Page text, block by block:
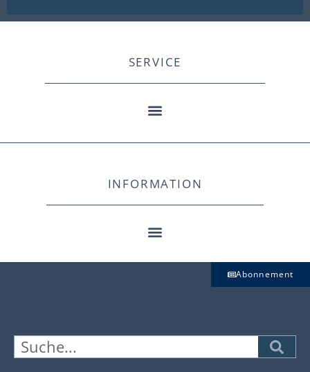
SERVICE
INFORMATION
Abonnement